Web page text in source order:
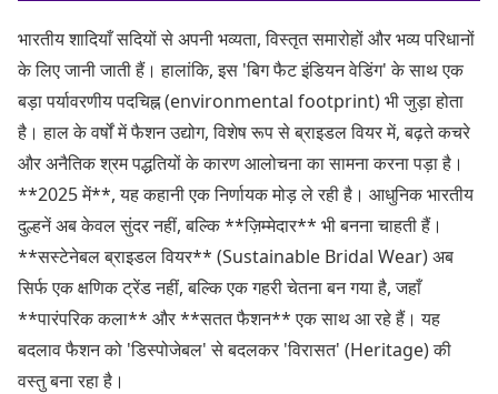
भारतीय शादियाँ सदियों से अपनी भव्यता, विस्तृत समारोहों और भव्य परिधानों
के लिए जानी जाती हैं। हालांकि, इस 'बिग फैट इंडियन वेडिंग' के साथ एक
बड़ा पर्यावरणीय पदचिह्न (environmental footprint) भी जुड़ा होता
है। हाल के वर्षों में फैशन उद्योग, विशेष रूप से ब्राइडल वियर में, बढ़ते कचरे
और अनैतिक श्रम पद्धतियों के कारण आलोचना का सामना करना पड़ा है।
**2025 में**, यह कहानी एक निर्णायक मोड़ ले रही है। आधुनिक भारतीय
दुल्हनें अब केवल सुंदर नहीं, बल्कि **ज़िम्मेदार** भी बनना चाहती हैं।
**सस्टेनेबल ब्राइडल वियर** (Sustainable Bridal Wear) अब
सिर्फ एक क्षणिक ट्रेंड नहीं, बल्कि एक गहरी चेतना बन गया है, जहाँ
**पारंपरिक कला** और **सतत फैशन** एक साथ आ रहे हैं। यह
बदलाव फैशन को 'डिस्पोजेबल' से बदलकर 'विरासत' (Heritage) की
वस्तु बना रहा है।